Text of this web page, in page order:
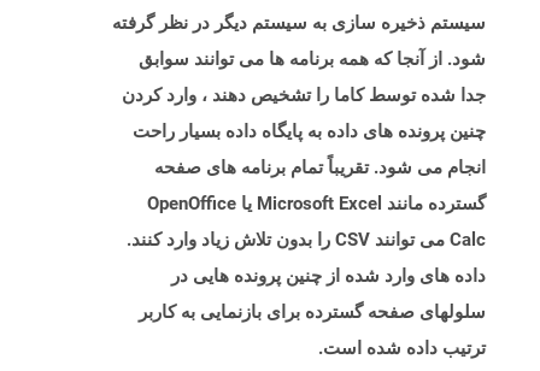
سیستم ذخیره سازی به سیستم دیگر در نظر گرفته
شود. از آنجا که همه برنامه ها می توانند سوابق
جدا شده توسط کاما را تشخیص دهند ، وارد کردن
چنین پرونده های داده به پایگاه داده بسیار راحت
انجام می شود. تقریباً تمام برنامه های صفحه
گسترده مانند Microsoft Excel یا OpenOffice
Calc می توانند CSV را بدون تلاش زیاد وارد کنند.
داده های وارد شده از چنین پرونده هایی در
سلولهای صفحه گسترده برای بازنمایی به کاربر
ترتیب داده شده است.